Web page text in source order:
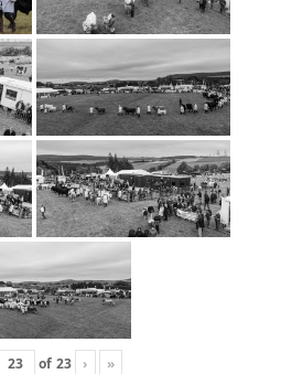
of 23 › »